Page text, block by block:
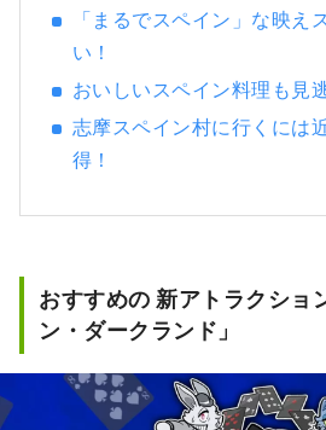
「まるでスペイン」な映え
い！
おいしいスペイン料理も見
志摩スペイン村に行くには
得！
おすすめの 新アトラクショ
ン・ダークランド」